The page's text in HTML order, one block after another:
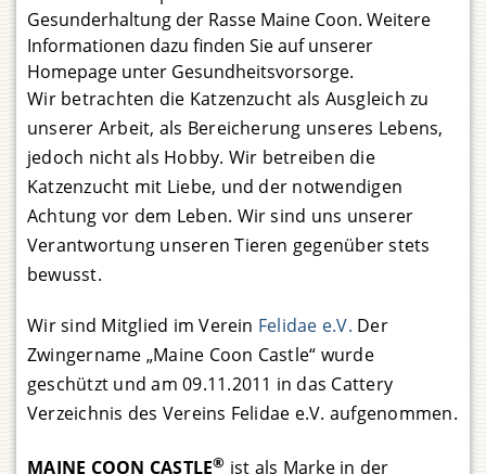
Gesunderhaltung der Rasse Maine Coon. Weitere
Informationen dazu finden Sie auf unserer
Homepage unter Gesundheitsvorsorge.
Wir betrachten die Katzenzucht als Ausgleich zu
unserer Arbeit, als Bereicherung unseres Lebens,
jedoch nicht als Hobby. Wir betreiben die
Katzenzucht mit Liebe, und der notwendigen
Achtung vor dem Leben. Wir sind uns unserer
Verantwortung unseren Tieren gegenüber stets
bewusst.
Wir sind Mitglied im Verein Felidae e.V. Der
Zwingername „Maine Coon Castle“ wurde
geschützt und am 09.11.2011 in das Cattery
Verzeichnis des Vereins Felidae e.V. aufgenommen.
MAINE COON CASTLE® ist als Marke in der